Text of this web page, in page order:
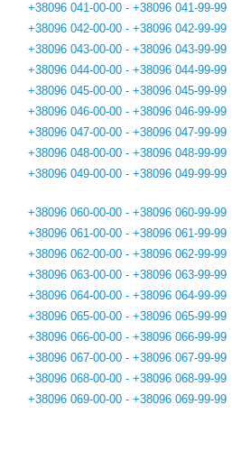
+38096 041-00-00 - +38096 041-99-99
+38096 042-00-00 - +38096 042-99-99
+38096 043-00-00 - +38096 043-99-99
+38096 044-00-00 - +38096 044-99-99
+38096 045-00-00 - +38096 045-99-99
+38096 046-00-00 - +38096 046-99-99
+38096 047-00-00 - +38096 047-99-99
+38096 048-00-00 - +38096 048-99-99
+38096 049-00-00 - +38096 049-99-99
+38096 060-00-00 - +38096 060-99-99
+38096 061-00-00 - +38096 061-99-99
+38096 062-00-00 - +38096 062-99-99
+38096 063-00-00 - +38096 063-99-99
+38096 064-00-00 - +38096 064-99-99
+38096 065-00-00 - +38096 065-99-99
+38096 066-00-00 - +38096 066-99-99
+38096 067-00-00 - +38096 067-99-99
+38096 068-00-00 - +38096 068-99-99
+38096 069-00-00 - +38096 069-99-99